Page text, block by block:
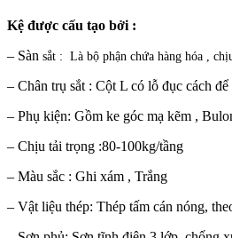
Kệ được cấu tạo bởi :
– Sàn sắt : Là bộ phận chứa hàng hóa ,
– Chân trụ sắt : Cột L có lỗ đục cách
– Phụ kiện: Gồm ke góc mạ kẽm ,
– Chịu tải trọng :80-100kg/tầng
– Màu sắc : Ghi xám , Trắng
– Vật liệu thép: Thép tấm cán nóng,